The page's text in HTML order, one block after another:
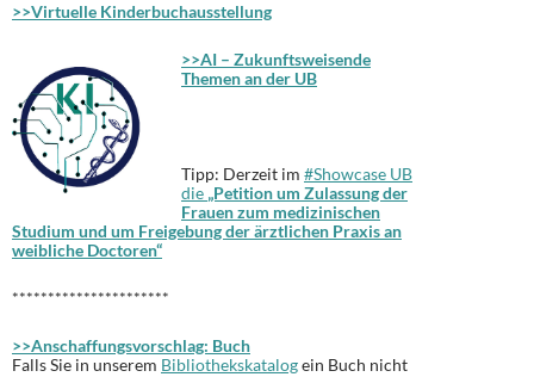
>>Virtuelle Kinderbuchausstellung
>>AI – Zukunftsweisende
Themen an der UB
Tipp: Derzeit im #Showcase UB
die „Petition um Zulassung der
Frauen zum medizinischen
Studium und um Freigebung der ärztlichen Praxis an
weibliche Doctoren“
**********************
>>Anschaffungsvorschlag: Buch
Falls Sie in unserem Bibliothekskatalogein Buch nicht